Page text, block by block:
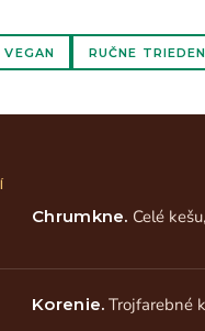
VEGAN RUČNE
Chrumkne. Celé
Korenie. Trojfarebné